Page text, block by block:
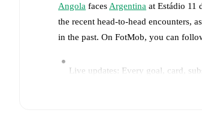
Angola faces Argentina at Estádio 11
the recent head-to-head encounters,
in the past. On FotMob, you can
Live updates: Every goal, card,